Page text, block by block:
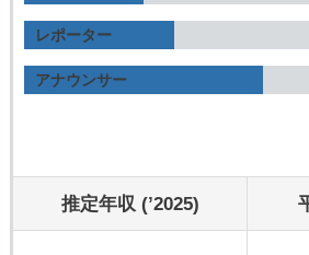
レポーター
アナウンサー
推定年収 (’2025)